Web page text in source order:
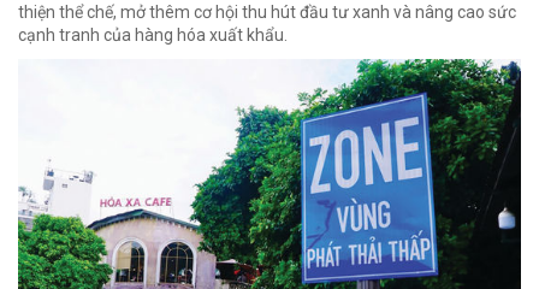
thiện thể chế, mở thêm cơ hội thu hút đầu tư xanh và nâng cao sức
cạnh tranh của hàng hóa xuất khẩu.